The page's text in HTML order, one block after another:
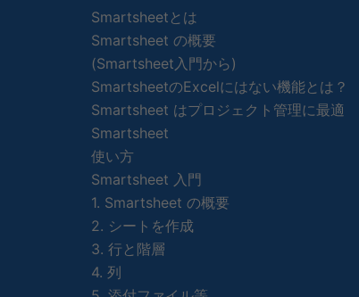
Smartsheetとは
Smartsheet の概要
(Smartsheet入門から)
SmartsheetのExcelにはない機能とは？
Smartsheet はプロジェクト管理に最適
Smartsheet
使い方
Smartsheet 入門
1. Smartsheet の概要
2. シートを作成
3. 行と階層
4. 列